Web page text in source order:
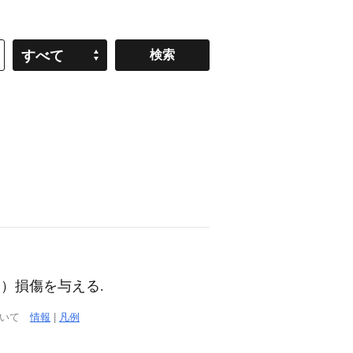
すべて
損傷を与える.
いて情報 凡例